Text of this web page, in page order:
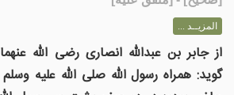
المزيــد ...
از جابر بن عبدالله انصاری رضی الله
گوید: همراه رسول الله صلى الله عليه